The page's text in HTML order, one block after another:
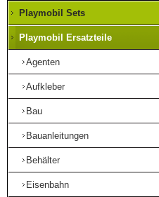
Playmobil Sets
Playmobil Ersatzteile
Agenten
Aufkleber
Bau
Bauanleitungen
Behälter
Eisenbahn